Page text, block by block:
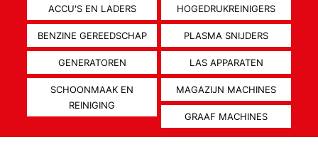
ACCU'S EN LADERS HOGEDRUKREINIGERS
BENZINE GEREEDSCHAP PLASMA SNIJDERS
GENERATOREN LAS APPARATEN
SCHOONMAAK EN
REINIGING
MAGAZIJN MACHINES
GRAAF MACHINES